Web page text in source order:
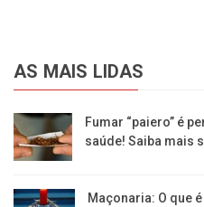
AS MAIS LIDAS
Fumar “paiero” é
saúde! Saiba mais
Maçonaria: O que